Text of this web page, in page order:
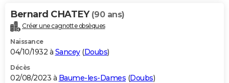
Bricolage
Lifestyle
Culture
Sport
Auto
Television
Voyage
Cinema
Bernard CHATEY (90 ans)
Créer une cagnotte obsèques
Naissance
04/10/1932 à Sancey(Doubs)
Décès
02/08/2023 à Baume-les-Dames (Doubs)